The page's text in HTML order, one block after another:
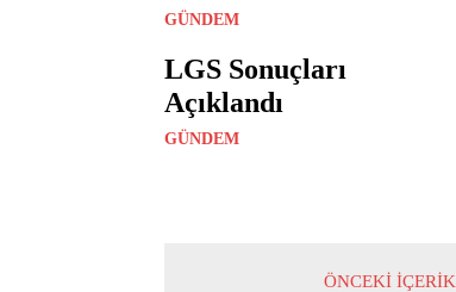
GÜNDEM
LGS Sonuçları
Açıklandı
GÜNDEM
ÖNCEKI İÇERIK